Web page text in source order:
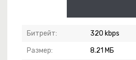
Битрейт: 320 kbps
Размер: 8.21 МБ